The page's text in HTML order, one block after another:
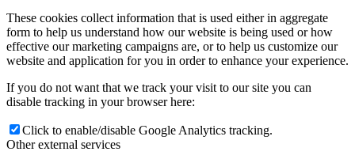
These cookies collect information that is used either in aggregate
form to help us understand how our website is being used or how
effective our marketing campaigns are, or to help us customize our
website and application for you in order to enhance your experience.
If you do not want that we track your visit to our site you can
disable tracking in your browser here:
Click to enable/disable Google Analytics tracking.
Other external services